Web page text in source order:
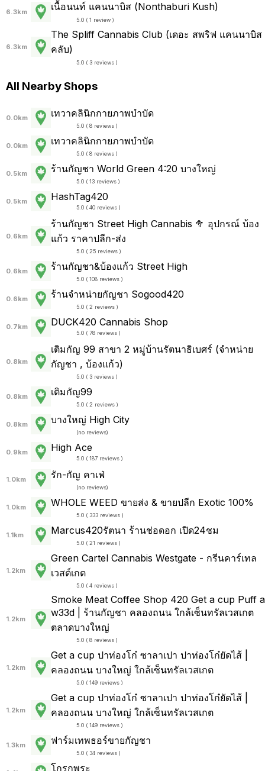
6.3km เนื้อนนท์ แคนนาบิส (Nonthaburi Kush)
5.0 ( 1 review )
6.3km
The Spliff Cannabis Club (เดอะ สพริฟ แคนนาบิส
คลับ)
5.0 ( 3 reviews )
All Nearby Shops
0.0km เทวาคลินิกกายภาพบำบัด
5.0 ( 8 reviews )
0.0km เทวาคลินิกกายภาพบำบัด
5.0 ( 8 reviews )
0.5km ร้านกัญชา​ World Green​ 4:20 บางใหญ่
5.0 ( 13 reviews )
0.5km HashTag420
5.0 ( 40 reviews )
0.6km
ร้านกัญชา Street High Cannabis 🥦 อุปกรณ์ บ้อง
แก้ว ราคาปลีก-ส่ง
5.0 ( 25 reviews )
0.6km ร้านกัญชา&บ้องแก้ว Street High
5.0 ( 108 reviews )
0.6km ร้านจำหน่ายกัญชา Sogood420
5.0 ( 2 reviews )
0.7km DUCK420 Cannabis Shop
5.0 ( 78 reviews )
0.8km
เติมกัญ 99 สาขา 2 หมู่บ้านรัตนาธิเบศร์ (จำหน่าย
กัญชา , บ้องแก้ว)
5.0 ( 3 reviews )
0.8km เติมกัญ99
5.0 ( 2 reviews )
0.8km บางใหญ่ High City
(no reviews)
0.9km High Ace
5.0 ( 187 reviews )
1.0km รัก-กัญ คาเฟ่
(no reviews)
1.0km WHOLE WEED ขายส่ง & ขายปลีก Exotic 100%
5.0 ( 333 reviews )
1.1km Marcus420รัตนา ร้านช่อดอก เปิด24ชม
5.0 ( 21 reviews )
1.2km
Green Cartel Cannabis Westgate - กรีนคาร์เทล
เวสต์เกต
5.0 ( 4 reviews )
1.2km
Smoke Meat Coffee Shop 420 Get a cup Puff a
w33d | ร้านกัญชา คลองถนน ใกล้เซ็นทรัลเวสเกต
ตลาดบางใหญ่
5.0 ( 8 reviews )
1.2km
Get a cup ปาท่องโก๋ ซาลาเปา ปาท่องโก๋ยัดไส้ |
คลองถนน บางใหญ่ ใกล้เซ็นทรัลเวสเกต
5.0 ( 149 reviews )
1.2km
Get a cup ปาท่องโก๋ ซาลาเปา ปาท่องโก๋ยัดไส้ |
คลองถนน บางใหญ่ ใกล้เซ็นทรัลเวสเกต
5.0 ( 149 reviews )
1.3km ฟาร์มเทพธอร์ขายกัญชา
5.0 ( 34 reviews )
โกรกพระ